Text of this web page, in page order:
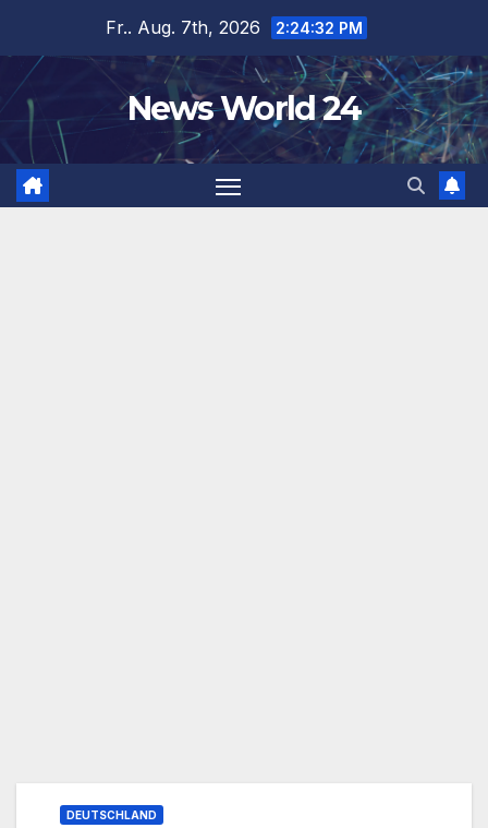
springen
Fr.. Aug. 7th, 2026 2:24:32 PM
News World 24
DEUTSCHLAND